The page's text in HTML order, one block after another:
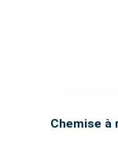
Chemise à